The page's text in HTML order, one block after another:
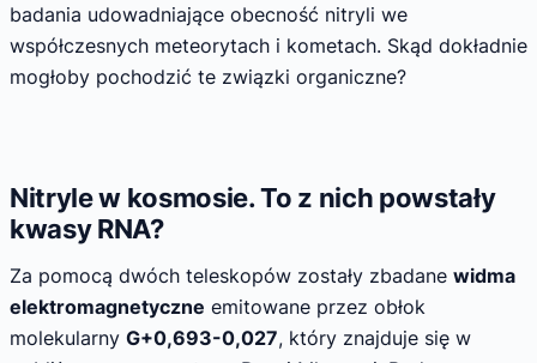
badania udowadniające obecność nitryli we
współczesnych meteorytach i kometach. Skąd dokładnie
mogłoby pochodzić te związki organiczne?
Nitryle w kosmosie. To z nich powstały
kwasy RNA?
Za pomocą dwóch teleskopów zostały zbadane widma
elektromagnetyczne emitowane przez obłok
molekularny G+0,693-0,027, który znajduje się w